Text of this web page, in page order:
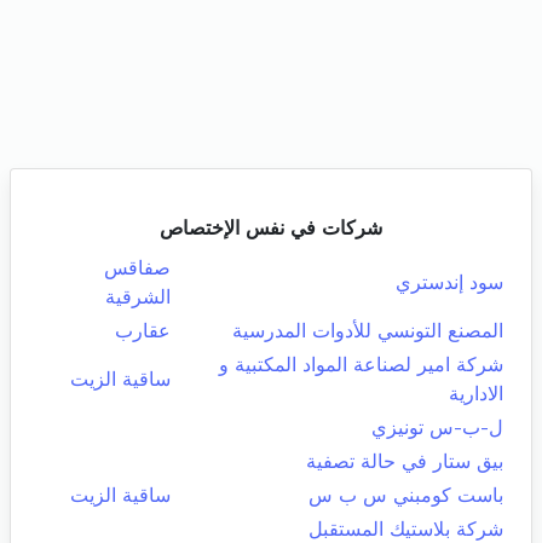
شركات في نفس الإختصاص
سود إندستري
صفاقس
الشرقية
المصنع التونسي للأدوات المدرسية
عقارب
شركة امير لصناعة المواد المكتبية و
الادارية
ساقية الزيت
ل-ب-س تونيزي
بيق ستار في حالة تصفية
باست كومبني س ب س
ساقية الزيت
شركة بلاستيك المستقبل